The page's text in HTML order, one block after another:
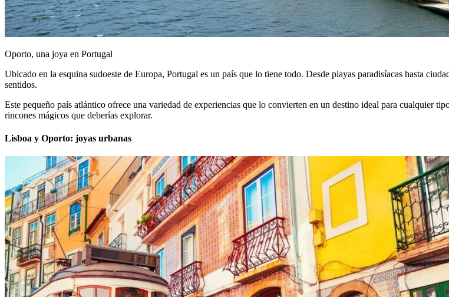
Oporto, una joya en Portugal
Ubicado en la esquina sudoeste de Europa, Portugal es un país que lo tiene todo. Desde playas paradisíacas hasta
sentidos.
Este pequeño país atlántico ofrece una variedad de experiencias que lo convierten en un destino ideal para cualquier
rincones mágicos que deberías explorar.
Lisboa y Oporto: joyas urbanas